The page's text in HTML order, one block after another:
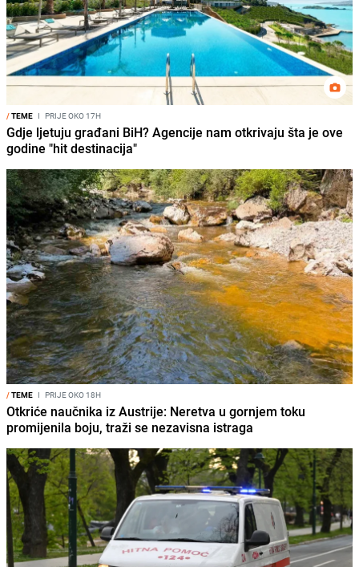
/TEME I PRIJE OKO 17H
Gdje ljetuju građani BiH? Agencije nam otkrivaju šta je ove
godine "hit destinacija"
/TEME I PRIJE OKO 18H
Otkriće naučnika iz Austrije: Neretva u gornjem toku
promijenila boju, traži se nezavisna istraga